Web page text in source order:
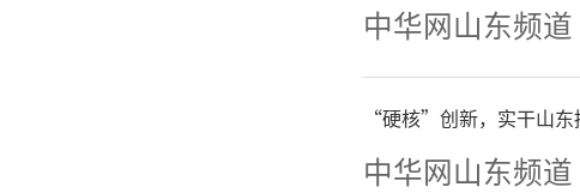
中华网山东频道
“硬核”创新，实干山东
中华网山东频道